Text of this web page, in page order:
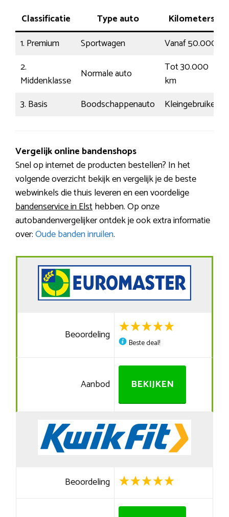
Classificatie Type auto Kilometers
1. Premium
Sportwagen Vanaf 50.000
2.
Middenklasse
Normale auto
Tot 30.000
km
3. Basis
Boodschappenauto Kleingebruiker
Vergelijk online bandenshops
Snel op internet de producten bestellen? In het
volgende overzicht bekijk en vergelijk je de beste
webwinkels die thuis leveren en een voordelige
bandenservice in Elsthebben. Op onze
autobandenvergelijker ontdek je ook extra informatie
over:Oude banden inruilen.
Beoordeling
Beste deal!
Aanbod BEKIJKEN
Beoordeling